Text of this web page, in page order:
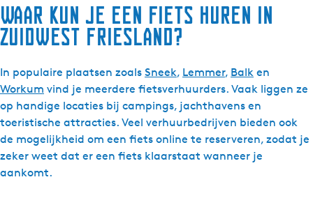
Waar kun je een fiets huren in
Zuidwest Friesland?
In populaire plaatsen zoals Sneek, Lemmer, Balk en
Workum vind je meerdere fietsverhuurders. Vaak liggen ze
op handige locaties bij campings, jachthavens en
toeristische attracties. Veel verhuurbedrijven bieden ook
de mogelijkheid om een fiets online te reserveren, zodat je
zeker weet dat er een fiets klaarstaat wanneer je
aankomt.